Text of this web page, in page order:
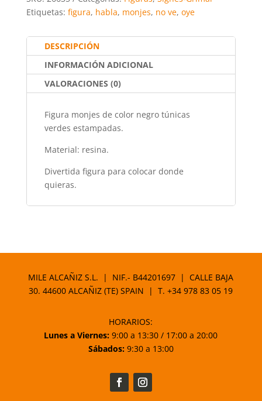
e
b
o
o
k
er l s
A
p
p
e
st
p
ar
tir
Etiquetas: figura, habla, monjes, no ve, oye
DESCRIPCIÓN
INFORMACIÓN ADICIONAL
VALORACIONES (0)
Figura monjes de color negro túnicas
verdes estampadas.
Material: resina.
Divertida figura para colocar donde
quieras.
MILE ALCAÑIZ S.L. | NIF.- B44201697 | CALLE BAJA
30. 44600 ALCAÑIZ (TE) SPAIN | T.+34 978 83 05 19
HORARIOS:
Lunes a Viernes: 9:00 a 13:30 / 17:00 a 20:00
Sábados:9:30 a 13:00